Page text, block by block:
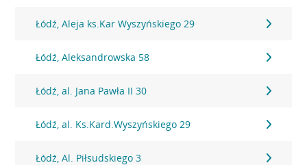
Łódź, Aleja ks.Kar Wyszyńskiego 29
Łódź, Aleksandrowska 58
Łódź, al. Jana Pawła II 30
Łódź, al. Ks.Kard.Wyszyńskiego 29
Łódź, Al. Piłsudskiego 3